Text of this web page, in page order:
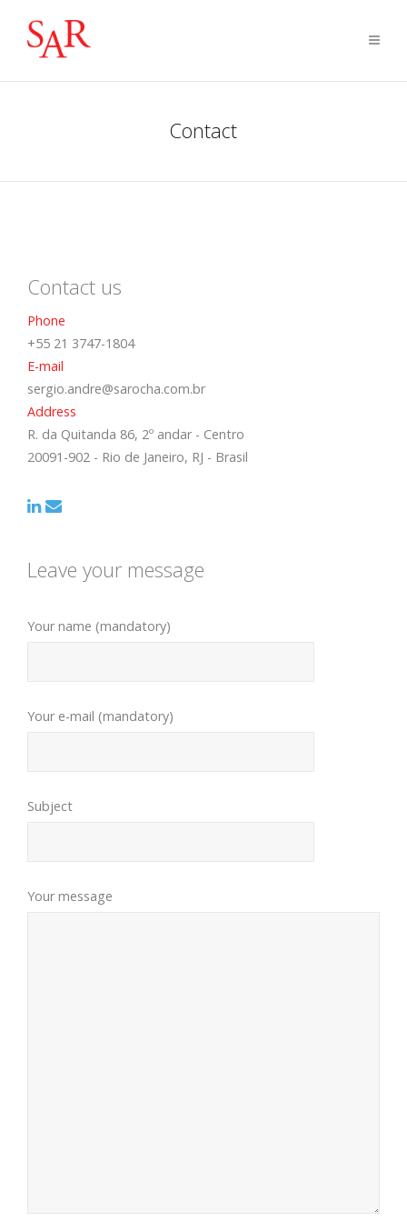
Contact
Contact us
Phone
+55 21 3747-1804
E-mail
sergio.andre@sarocha.com.br
Address
R. da Quitanda 86, 2º andar - Centro
20091-902 - Rio de Janeiro, RJ - Brasil
Leave your message
Your name (mandatory)
Your e-mail (mandatory)
Subject
Your message